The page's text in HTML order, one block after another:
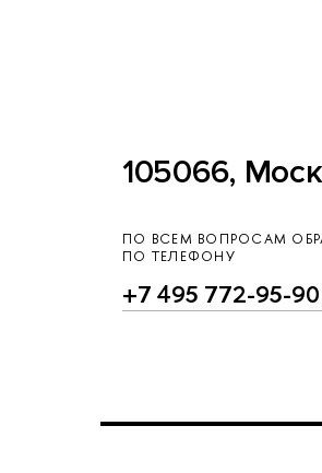
105066,
ПО ВСЕМ ВОПРОСАМ
ПО ТЕЛЕФОНУ
+7 495 772-95-